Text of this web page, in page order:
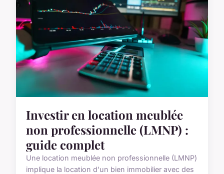
Investir en location meublée
non professionnelle (LMNP) :
guide complet
Une location meublée non professionnelle (LMNP)
implique la location d'un bien immobilier avec des